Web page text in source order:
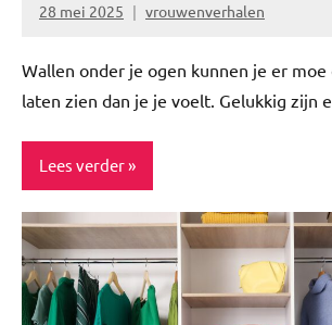
28 mei 2025 vrouwenverhalen
Geen
Wallen onder je ogen kunnen je er
laten zien dan je je voelt. Gelukkig zijn
Lees verder
ADV
Beauty
Huidverzorging